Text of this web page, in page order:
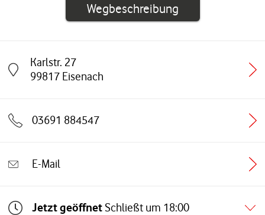
WegbeschreibungLink öffnet in
Karlstr. 27
99817 Eisenach
Link öffnet in einem neuen Tab
03691 884547
E-Mail
Jetzt geöffnet Schließt um 18:00